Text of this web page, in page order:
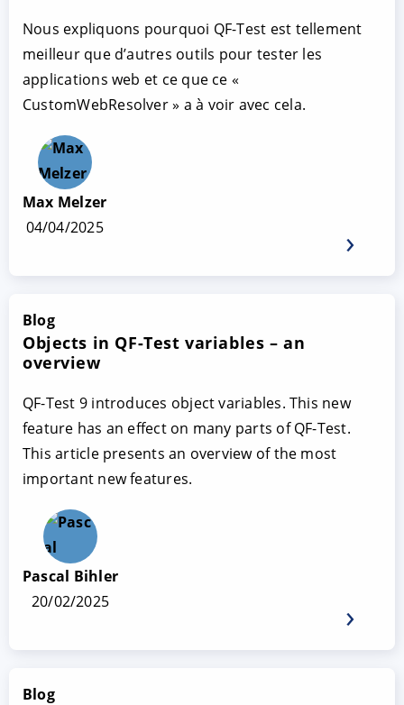
Nous expliquons pourquoi QF-Test est tellement
meilleur que d’autres outils pour tester les
applications web et ce que ce «
CustomWebResolver » a à voir avec cela.
Max Melzer
04/04/2025
Blog
Objects in QF-Test variables – an
overview
QF-Test 9 introduces object variables. This new
feature has an effect on many parts of QF-Test.
This article presents an overview of the most
important new features.
Pascal Bihler
20/02/2025
Blog